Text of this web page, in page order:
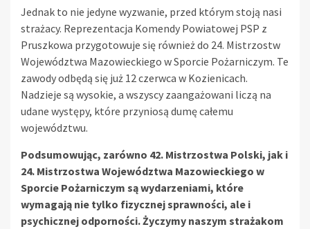
Jednak to nie jedyne wyzwanie, przed którym stoją nasi
strażacy. Reprezentacja Komendy Powiatowej PSP z
Pruszkowa przygotowuje się również do 24. Mistrzostw
Województwa Mazowieckiego w Sporcie Pożarniczym. Te
zawody odbędą się już 12 czerwca w Kozienicach.
Nadzieje są wysokie, a wszyscy zaangażowani liczą na
udane występy, które przyniosą dumę całemu
województwu.
Podsumowując, zarówno 42. Mistrzostwa Polski, jak i
24. Mistrzostwa Województwa Mazowieckiego w
Sporcie Pożarniczym są wydarzeniami, które
wymagają nie tylko fizycznej sprawności, ale i
psychicznej odporności. Życzymy naszym strażakom